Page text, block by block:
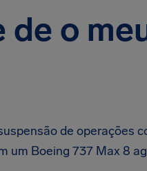
o
de operações
um Boeing 737 Max 8